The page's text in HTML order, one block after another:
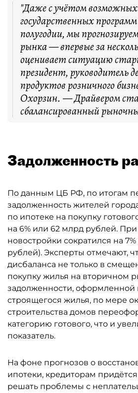
"Даже с учётом
государственных
полугодии, мы
рынка — впервые за
оценивает ситуацию
президент, руководитель
продуктов розничного
Охорзин. — Драйвером
сбалансированный
Задолженность
По данным ЦБ РФ, по итогам
задолженность жителей
по ипотеке на покупку
на 6% или 62 млрд рублей.
новостройки сократился на
рублей). Эксперты отмечают,
дисбаланса не только в
покупку жилья на вторичном
задолженности, оформленной
строящегося жилья, по мере
строительства домов
категорию готового, что и
показатель.
На фоне прогнозов о
ипотеки, кредиторам
решать проблемы с